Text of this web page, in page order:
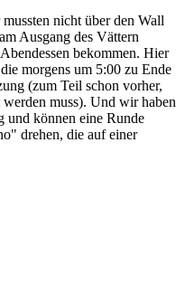
nicht über den Wall
Ausgang des Vättern
bekommen. Hier
morgens um 5:00 zu Ende
(zum Teil schon vorher,
muss). Und wir haben
und können eine Runde
drehen, die auf einer